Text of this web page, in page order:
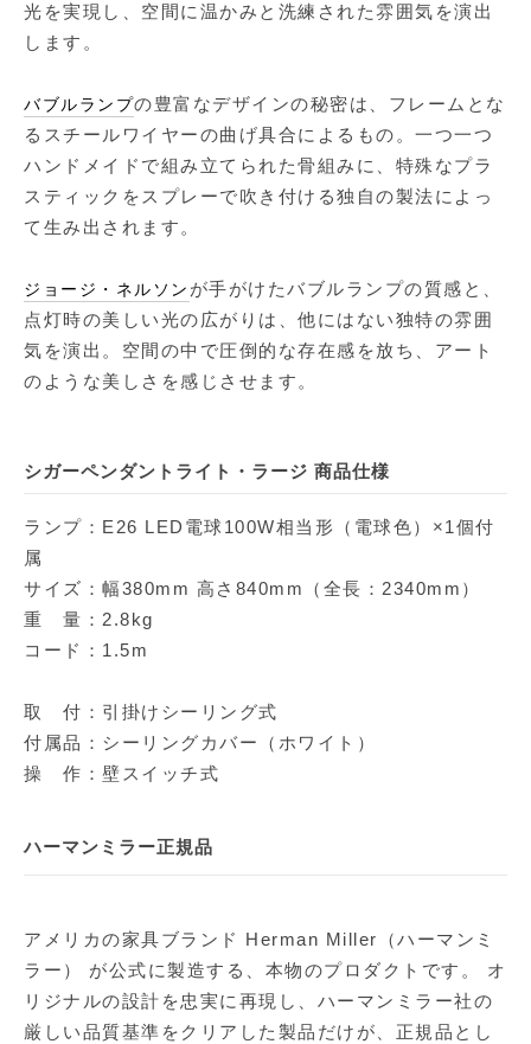
光を実現し、空間に温かみと洗練された雰囲気を演出
します。
バブルランプの豊富なデザインの秘密は、フレームとな
るスチールワイヤーの曲げ具合によるもの。一つ一つ
ハンドメイドで組み立てられた骨組みに、特殊なプラ
スティックをスプレーで吹き付ける独自の製法によっ
て生み出されます。
ジョージ・ネルソン が手がけたバブルランプの質感と、
点灯時の美しい光の広がりは、他にはない独特の雰囲
気を演出。空間の中で圧倒的な存在感を放ち、アート
のような美しさを感じさせます。
シガーペンダントライト・ラージ 商品仕様
ランプ：E26 LED電球100W相当形（電球色）×1個付
属
サイズ：幅380mm 高さ840mm（全長：2340mm）
重 量：2.8kg
コード：1.5m
取 付：引掛けシーリング式
付属品：シーリングカバー（ホワイト）
操 作：壁スイッチ式
ハーマンミラー正規品
アメリカの家具ブランド Herman Miller（ハーマンミ
ラー） が公式に製造する、本物のプロダクトです。 オ
リジナルの設計を忠実に再現し、ハーマンミラー社の
厳しい品質基準をクリアした製品だけが、正規品とし